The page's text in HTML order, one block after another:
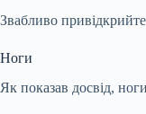
Звабливо
Ноги
Як показав досвід,